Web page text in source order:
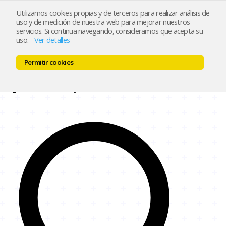
Utilizamos cookies propias y de terceros para realizar análisis de
uso y de medición de nuestra web para mejorar nuestros
servicios. Si continua navegando, consideramos que acepta su
uso. - Ver detalles
Permitir cookies
Inicio Características Ejemplos Precios Blog Contacto
Crear mi tienda
Inicio Características Ejemplos Precios Blog Contacto
Crear mi tienda